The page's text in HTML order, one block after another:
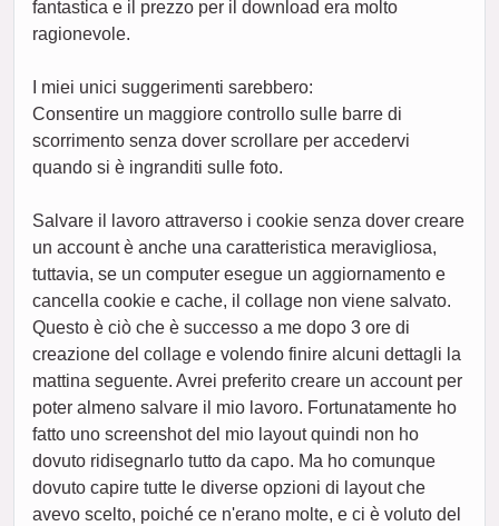
fantastica e il prezzo per il download era molto
ragionevole.
I miei unici suggerimenti sarebbero:
Consentire un maggiore controllo sulle barre di
scorrimento senza dover scrollare per accedervi
quando si è ingranditi sulle foto.
Salvare il lavoro attraverso i cookie senza dover creare
un account è anche una caratteristica meravigliosa,
tuttavia, se un computer esegue un aggiornamento e
cancella cookie e cache, il collage non viene salvato.
Questo è ciò che è successo a me dopo 3 ore di
creazione del collage e volendo finire alcuni dettagli la
mattina seguente. Avrei preferito creare un account per
poter almeno salvare il mio lavoro. Fortunatamente ho
fatto uno screenshot del mio layout quindi non ho
dovuto ridisegnarlo tutto da capo. Ma ho comunque
dovuto capire tutte le diverse opzioni di layout che
avevo scelto, poiché ce n'erano molte, e ci è voluto del